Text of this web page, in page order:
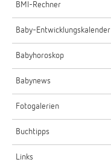
BMI-Rechner
Baby-Entwicklungskalender
Babyhoroskop
Babynews
Fotogalerien
Buchtipps
Links